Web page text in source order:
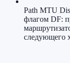
Path MTU
флагом DF:
следующего